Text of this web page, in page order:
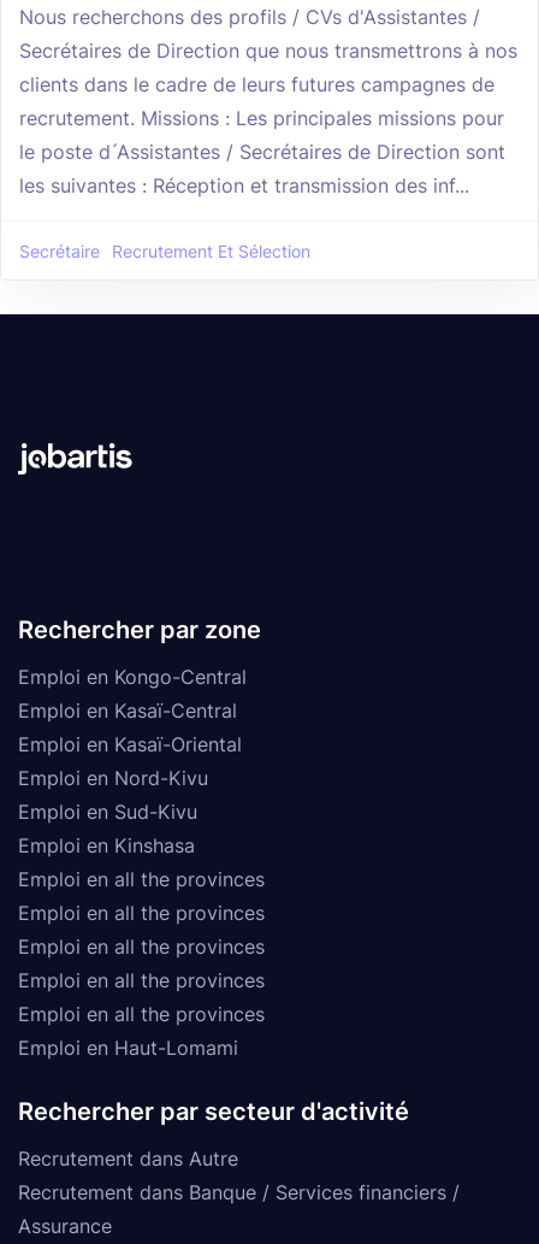
Nous recherchons des profils / CVs d'Assistantes /
Secrétaires de Direction que nous transmettrons à nos
clients dans le cadre de leurs futures campagnes de
recrutement. Missions : Les principales missions pour
le poste d ́Assistantes / Secrétaires de Direction sont
les suivantes : Réception et transmission des inf...
Secrétaire Recrutement Et Sélection
Rechercher par zone
Emploi en Kongo-Central
Emploi en Kasaï-Central
Emploi en Kasaï-Oriental
Emploi en Nord-Kivu
Emploi en Sud-Kivu
Emploi en Kinshasa
Emploi en all the provinces
Emploi en all the provinces
Emploi en all the provinces
Emploi en all the provinces
Emploi en all the provinces
Emploi en Haut-Lomami
Rechercher par secteur d'activité
Recrutement dans Autre
Recrutement dans Banque / Services financiers /
Assurance